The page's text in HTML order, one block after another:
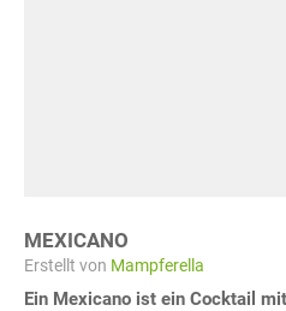
MEXICANO
Erstellt von Mampferella
Ein Mexicano ist ein Cocktail